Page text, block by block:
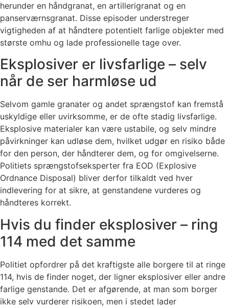
herunder en håndgranat, en artillerigranat og en
panserværnsgranat. Disse episoder understreger
vigtigheden af at håndtere potentielt farlige objekter med
største omhu og lade professionelle tage over.
Eksplosiver er livsfarlige – selv
når de ser harmløse ud
Selvom gamle granater og andet sprængstof kan fremstå
uskyldige eller uvirksomme, er de ofte stadig livsfarlige.
Eksplosive materialer kan være ustabile, og selv mindre
påvirkninger kan udløse dem, hvilket udgør en risiko både
for den person, der håndterer dem, og for omgivelserne.
Politiets sprængstofseksperter fra EOD (Explosive
Ordnance Disposal) bliver derfor tilkaldt ved hver
indlevering for at sikre, at genstandene vurderes og
håndteres korrekt.
Hvis du finder eksplosiver – ring
114 med det samme
Politiet opfordrer på det kraftigste alle borgere til at ringe
114, hvis de finder noget, der ligner eksplosiver eller andre
farlige genstande. Det er afgørende, at man som borger
ikke selv vurderer risikoen, men i stedet lader